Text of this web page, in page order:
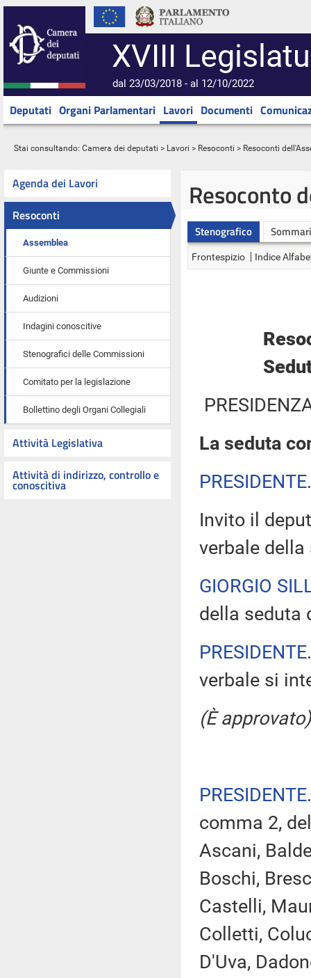
XVIII
dal 23/03/2018 - al 12/10/2022
Deputati Organi Parlamentari Lavori Documenti
Stai consultando: Camera dei deputati > Lavori > Resoconti > Resoconti
Agenda dei Lavori
Resoconti
Assemblea
Giunte e Commissioni
Audizioni
Indagini conoscitive
Stenografici delle Commissioni
Comitato per la legislazione
Bollettino degli Organi Collegiali
Attività Legislativa
Attività di indirizzo, controllo e
conoscitiva
Resoconto
Stenografico
Frontespizio Indice
La seduta
PRESIDENTE
Invito il
verbale della
GIORGIO
della seduta
PRESIDENTE
verbale si
(È approvato)
PRESIDENTE
comma 2,
Ascani,
Boschi,
Castelli,
Colletti,
D'Uva,